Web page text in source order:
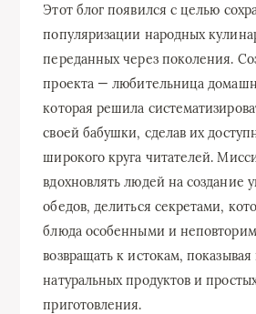
Этот блог появился с целью
популяризации народных
переданных через поколения.
проекта — любительница
которая решила
своей бабушки, сделав их
широкого круга читателей.
вдохновлять людей на создание
обедов, делиться секретами,
блюда особенными и
возвращать к истокам,
натуральных продуктов и
приготовления.